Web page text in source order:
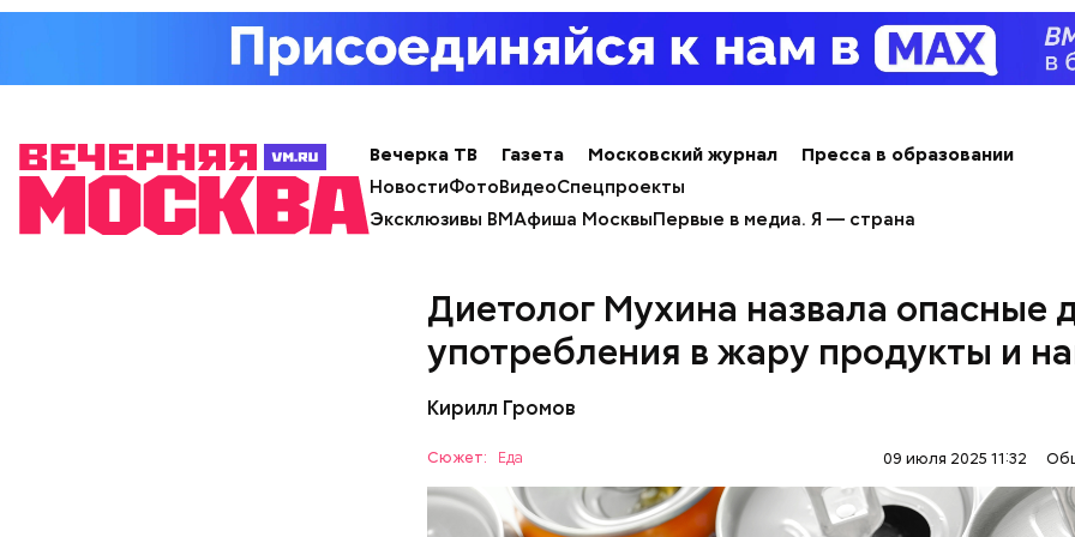
Вечерка ТВ Газета Московский журнал
Пресса в образовании
НовостиФотоВидеоСпецпроекты
Эксклюзивы ВМАфиша МосквыПервые в медиа. Я — страна
Диетолог Мухина назвала опасные
употребления в жару продукты и
Кирилл Громов
Сюжет: Еда 09 июля 2025 11:32
Вовсю идет и сезон черешни. «Вечерняя Москва» узнала у
эндокринолога-диетолога Натальи Лазуренко,как
ягодус пользой для здоровья.